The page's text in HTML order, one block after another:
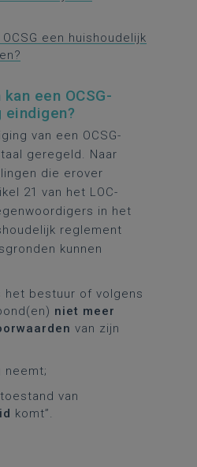
een huishoudelijk
een OCSG-
van een OCSG-
geregeld. Naar
die erover
21 van het LOC-
in het
reglement
kunnen
het bestuur of volgens
niet meer
van zijn
neemt;
van
komt”.